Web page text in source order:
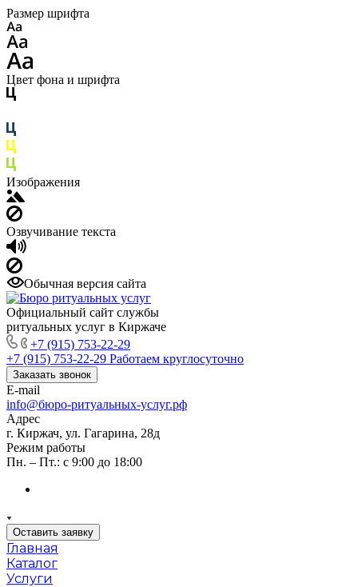
Размер шрифта
Цвет фона и шрифта
Изображения
Озвучивание текста
Обычная версия сайта
Официальный сайт службы
ритуальных услуг в Киржаче
+7 (915) 753-22-29
+7 (915) 753-22-29 Работаем круглосуточно
Заказать звонок
E-mail
info@бюро-ритуальных-услуг.рф
Адрес
г. Киржач, ул. Гагарина, 28д
Режим работы
Пн. – Пт.: с 9:00 до 18:00
Оставить заявку
Главная
Каталог
Услуги